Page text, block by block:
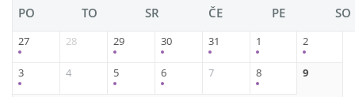
PO TO SR ČE PE SO
27 28 29 30 31 1 2
3 4 5 6 7 8 9